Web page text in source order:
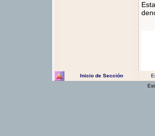
Inicio de Sección